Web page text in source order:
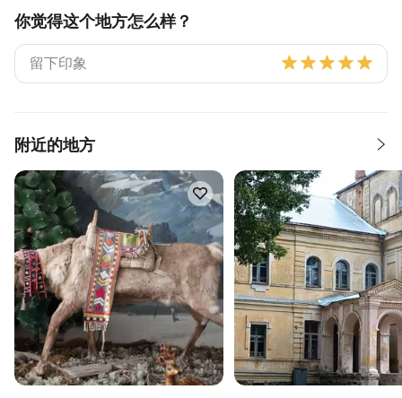
你觉得这个地方怎么样？
附近的地方